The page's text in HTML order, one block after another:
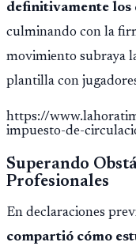
definitivamente los
culminando con la
movimiento subraya
plantilla con
https://
impuesto-de-
Superando
Profesionales
En declaraciones
compartió cómo